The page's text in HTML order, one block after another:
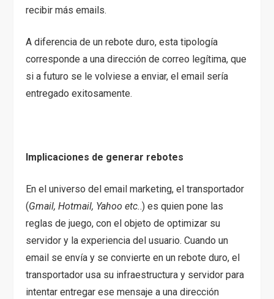
recibir más emails.
A diferencia de un rebote duro, esta tipología
corresponde a una dirección de correo legítima, que
si a futuro se le volviese a enviar, el email sería
entregado exitosamente.
Implicaciones de generar rebotes
En el universo del email marketing, el transportador
(Gmail, Hotmail, Yahoo etc..) es quien pone las
reglas de juego, con el objeto de optimizar su
servidor y la experiencia del usuario. Cuando un
email se envía y se convierte en un rebote duro, el
transportador usa su infraestructura y servidor para
intentar entregar ese mensaje a una dirección